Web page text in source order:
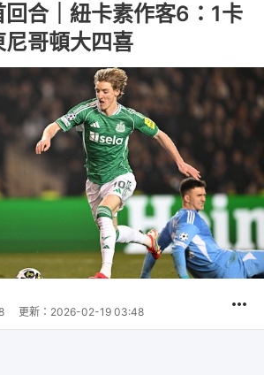
合｜紐卡素作客6：1卡
哥頓大四喜
更新： 2026-02-19 03:48